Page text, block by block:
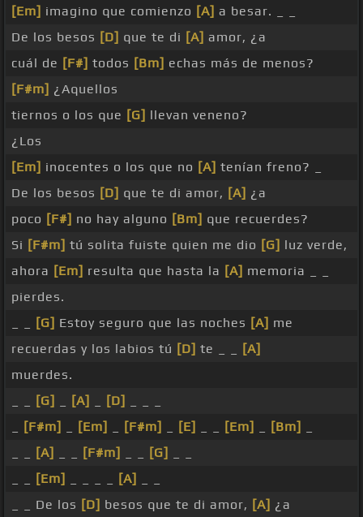
[Em] imagino que comienzo [A] a besar. _ _
De los besos [D] que te di [A] amor, ¿a
cuál de [F#] todos [Bm] echas más de menos?
[F#m] ¿Aquellos
tiernos o los que [G] llevan veneno?
¿Los
[Em] inocentes o los que no [A] tenían freno? _
De los besos [D] que te di amor, [A] ¿a
poco [F#] no hay alguno [Bm] que recuerdes?
Si [F#m] tú solita fuiste quien me dio [G] luz verde,
ahora [Em] resulta que hasta la [A] memoria _ _
pierdes.
[G] Estoy seguro que las noches [A] me
recuerdas y los labios tú [D] te _ _
[A]
muerdes.
[G] [A] [D]
[F#m] [Em] [F#m] [E] [Em] [Bm]
[A] [F#m] [G]
[Em] [A]
_ _ De los [D] besos que te di amor, [A] ¿a